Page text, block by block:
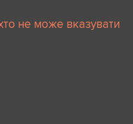
не може вказувати